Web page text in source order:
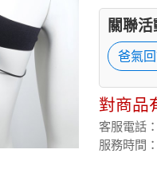
關聯
爸氣
對商品
客服電話
服務時間